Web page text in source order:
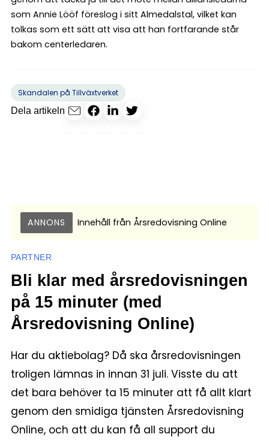
som Annie Lööf föreslog i sitt Almedalstal, vilket kan
tolkas som ett sätt att visa att han fortfarande står
bakom centerledaren.
Skandalen på Tillväxtverket
Dela artikeln
ANNONS Innehåll från Årsredovisning Online
PARTNER
Bli klar med årsredovisningen
på 15 minuter (med
Årsredovisning Online)
Har du aktiebolag? Då ska årsredovisningen
troligen lämnas in innan 31 juli. Visste du att
det bara behöver ta 15 minuter att få allt klart
genom den smidiga tjänsten Årsredovisning
Online, och att du kan få all support du